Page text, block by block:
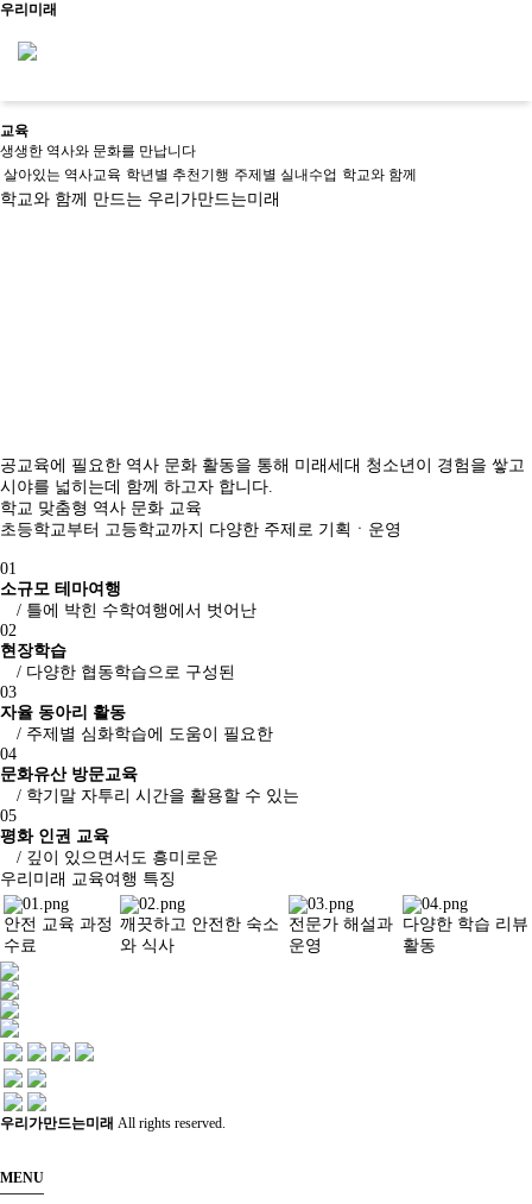
우리미래
신청문의
문화유산활용사업
사업실적
교재/교구
교육
살아있는 역사교육
학년별 추천기행
학교와 함께
사회서비스
사업실적
공지/소식
공지
소식
진행 프로그램
오시는길
사업실적
교재/교구
수업
학교와 함께
적
메인
문화유산활용
역사문화콘텐츠
교육
사회서비스
공지/소식
진행 프로그램
신청문의
사이트맵
살아있는 역사교육
학년별 추천기행
주제별 실내수업
학교와 함께
교육
생생한 역사와 문화를 만납니다
살아있는 역사교육 학년별 추천기행 주제별 실내수업 학교와 함께
학교와 함께 만드는 우리가만드는미래
공교육에 필요한 역사 문화 활동을 통해 미래세대 청소년이 경험을 쌓고
시야를 넓히는데 함께 하고자 합니다.
학교 맞춤형 역사 문화 교육
초등학교부터 고등학교까지 다양한 주제로 기획ㆍ운영
01
소규모 테마여행
/ 틀에 박힌 수학여행에서 벗어난
02
현장학습
/ 다양한 협동학습으로 구성된
03
자율 동아리 활동
/ 주제별 심화학습에 도움이 필요한
04
문화유산 방문교육
/ 학기말 자투리 시간을 활용할 수 있는
05
평화 인권 교육
/ 깊이 있으면서도 흥미로운
우리미래 교육여행 특징
안전 교육 과정
수료
깨끗하고 안전한 숙소
와 식사
전문가 해설과
운영
다양한 학습 리뷰
활동
우리가만드는미래 All rights reserved.
MENU